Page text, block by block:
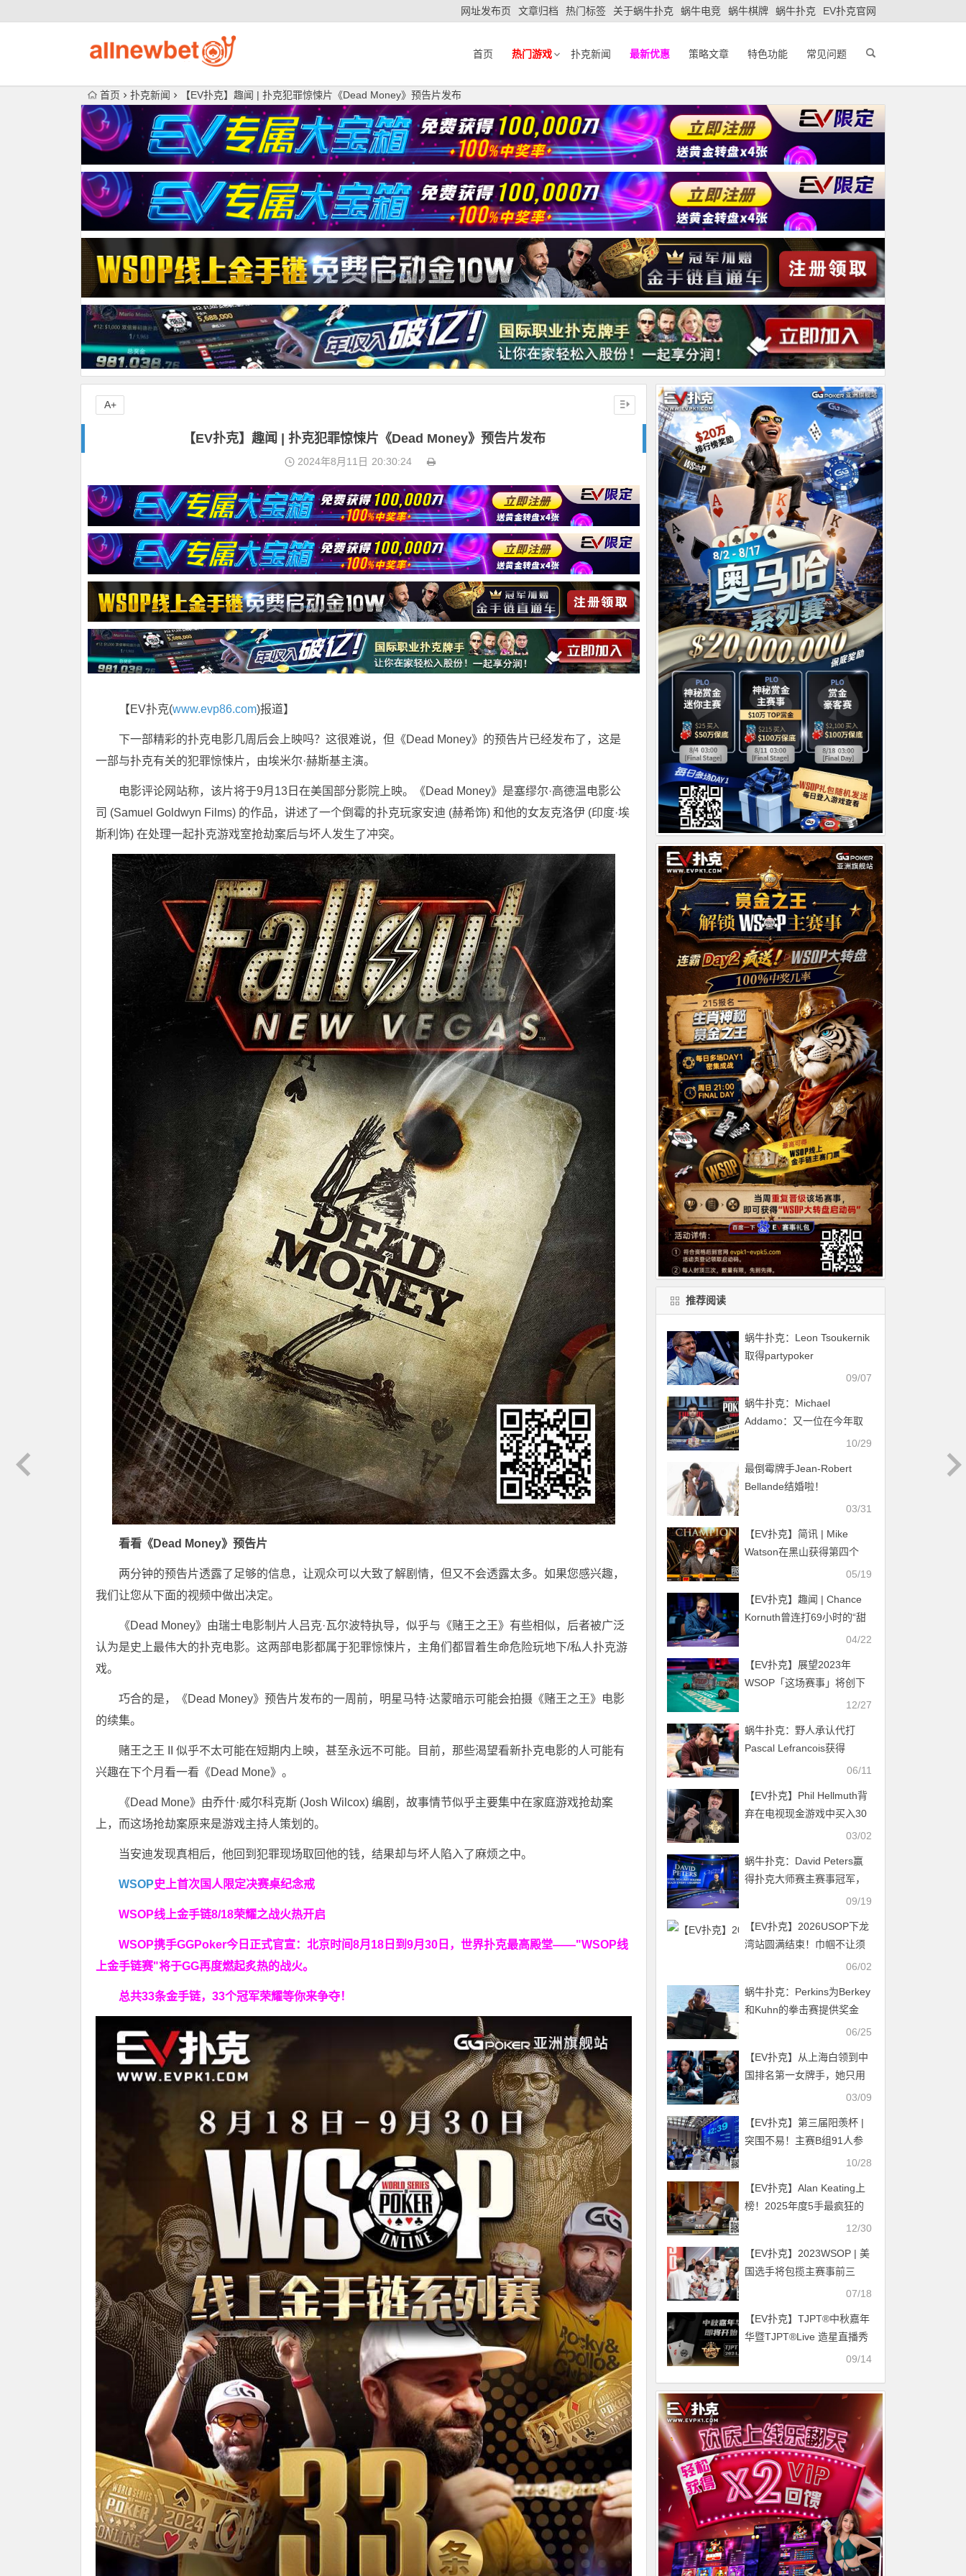
网址发布页 文章归档 热门标签 关于蜗牛扑克 蜗牛电竞 蜗牛棋牌 蜗牛扑克 EV扑克官网
首页 热门游戏 扑克新闻 最新优惠 策略文章 特色功能 常见问题
首页 扑克新闻 【EV扑克】趣闻 | 扑克犯罪惊悚片《Dead Money》预告片发布
【EV扑克】趣闻 | 扑克犯罪惊悚片《Dead Money》预告片发布
2024年8月11日 20:30:24
【EV扑克(www.evp86.com)报道】
下一部精彩的扑克电影几周后会上映吗？这很难说，但《Dead Money》的预告片已经发布了，这是
一部与扑克有关的犯罪惊悚片，由埃米尔·赫斯基主演。
电影评论网站称，该片将于9月13日在美国部分影院上映。《Dead Money》是塞缪尔·高德温电影公
司 (Samuel Goldwyn Films) 的作品，讲述了一个倒霉的扑克玩家安迪 (赫希饰) 和他的女友克洛伊 (印度·埃
斯利饰) 在处理一起扑克游戏室抢劫案后与坏人发生了冲突。
看看《Dead Money》预告片
两分钟的预告片透露了足够的信息，让观众可以大致了解剧情，但又不会透露太多。如果您感兴趣，
我们让您从下面的视频中做出决定。
《Dead Money》由瑞士电影制片人吕克·瓦尔波特执导，似乎与《赌王之王》有些相似，后者被广泛
认为是史上最伟大的扑克电影。这两部电影都属于犯罪惊悚片，主角们都冒着生命危险玩地下/私人扑克游
戏。
巧合的是，《Dead Money》预告片发布的一周前，明星马特·达蒙暗示可能会拍摄《赌王之王》电影
的续集。
赌王之王 II 似乎不太可能在短期内上映，甚至永远不可能。目前，那些渴望看新扑克电影的人可能有
兴趣在下个月看一看《Dead Mone》。
《Dead Mone》由乔什·威尔科克斯 (Josh Wilcox) 编剧，故事情节似乎主要集中在家庭游戏抢劫案
上，而这场抢劫案原来是游戏主持人策划的。
当安迪发现真相后，他回到犯罪现场取回他的钱，结果却与坏人陷入了麻烦之中。
WSOP史上首次国人限定决赛桌纪念戒
WSOP线上金手链8/18荣耀之战火热开启
WSOP携手GGPoker今日正式官宣：北京时间8月18日到9月30日，世界扑克最高殿堂——"WSOP线
上金手链赛"将于GG再度燃起炙热的战火。
总共33条金手链，33个冠军荣耀等你来争夺！
A+
推荐阅读
蜗牛扑克：Leon Tsoukernik
取得partypoker
POWERFEST超高额豪客赛
09/07
蜗牛扑克：Michael
Addamo：又一位在今年取
得两条WSOP金手链的玩家
10/29
最倒霉牌手Jean-Robert
Bellande结婚啦！
03/31
【EV扑克】简讯 | Mike
Watson在黑山获得第四个
Triton冠军头衔，丁彪第三名
05/19
【EV扑克】趣闻 | Chance
Kornuth曾连打69小时的“甜
04/22
【EV扑克】展望2023年
WSOP「这场赛事」将创下
最高奖励记录！跨年迎来百
12/27
蜗牛扑克：野人承认代打
Pascal Lefrancois获得
06/11
【EV扑克】Phil Hellmuth背
弃在电视现金游戏中买入30
03/02
蜗牛扑克：David Peters赢
得扑克大师赛主赛事冠军，
09/19
【EV扑克】2026USOP下龙
湾站圆满结束！巾帼不让须
眉，越南女将Thi Minh Hong
赛，国人选手多线绽放揽获
多项荣耀！
06/02
蜗牛扑克：Perkins为Berkey
和Kuhn的拳击赛提供奖金
06/25
【EV扑克】从上海白领到中
国排名第一女牌手，她只用
03/09
【EV扑克】第三届阳羡杯 |
突围不易！主赛B组91人参
赛20人晋级，杨福清33.35w
10/28
【EV扑克】Alan Keating上
榜！2025年度5手最疯狂的
12/30
【EV扑克】2023WSOP | 美
国选手将包揽主赛事前三
名，殷继学赛事88斩获第七
07/18
【EV扑克】TJPT®中秋嘉年
华暨TJPT®Live 造星直播秀
第一季第三轮在线海选赛即
09/14